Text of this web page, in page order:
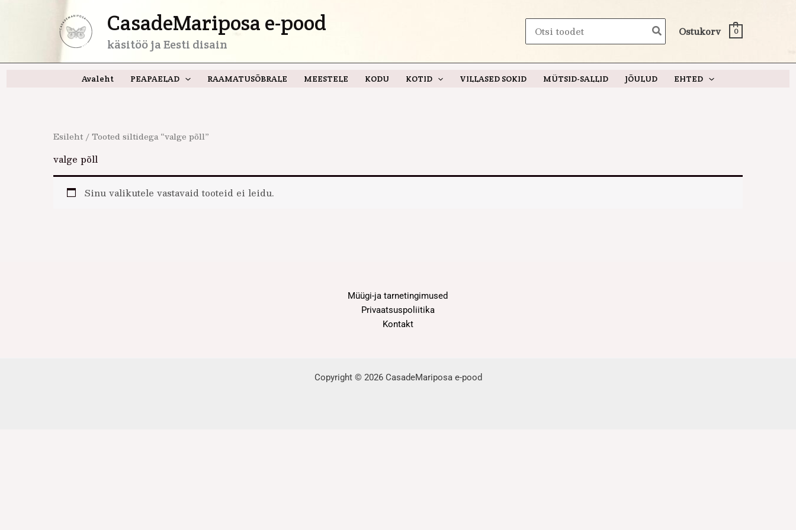
CasadeMariposa e-pood
käsitöö ja Eesti disain
Search
for:
Ostukorv 0
Avaleht PEAPAELAD RAAMATUSÕBRALE MEESTELE KODU KOTID VILLASED SOKID MÜTSID-SALLID JÕULUD EHTED
Esileht / Tooted siltidega “valge põll”
valge põll
Sinu valikutele vastavaid tooteid ei leidu.
Müügi-ja tarnetingimused
Privaatsuspoliitika
Kontakt
Copyright © 2026 CasadeMariposa e-pood